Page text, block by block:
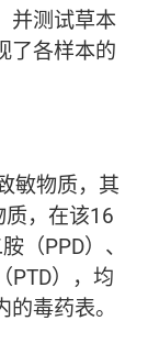
并测试草本
了各样本的
敏物质，其
，在该16
（PPD）、
PTD），均
毒药表。